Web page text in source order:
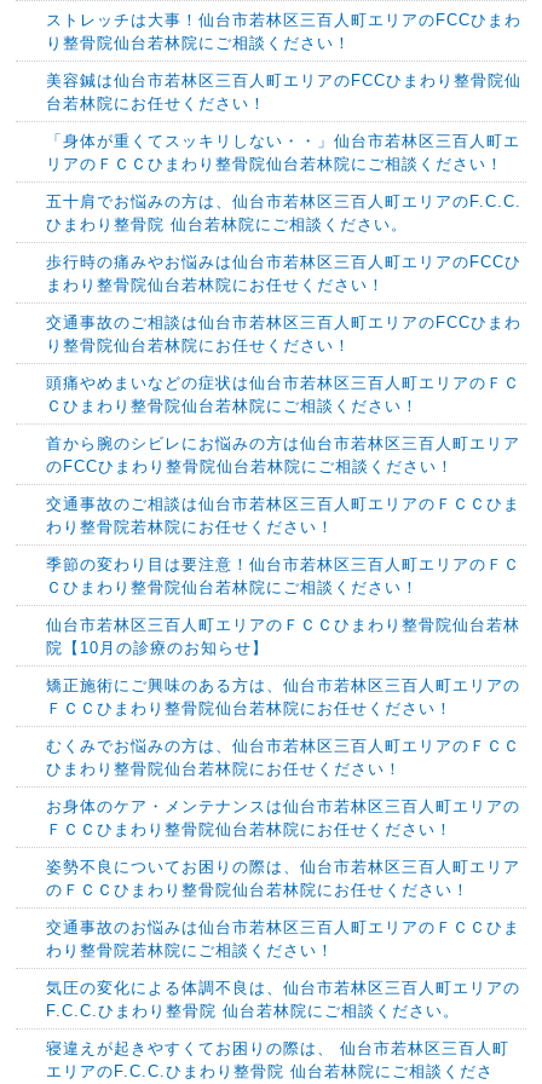
ストレッチは大事！仙台市若林区三百人町エリアのFCCひまわ
り整骨院仙台若林院にご相談ください！
美容鍼は仙台市若林区三百人町エリアのFCCひまわり整骨院仙
台若林院にお任せください！
「身体が重くてスッキリしない・・」仙台市若林区三百人町エ
リアのＦＣＣひまわり整骨院仙台若林院にご相談ください！
五十肩でお悩みの方は、仙台市若林区三百人町エリアのF.C.C.
ひまわり整骨院 仙台若林院にご相談ください。
歩行時の痛みやお悩みは仙台市若林区三百人町エリアのFCCひ
まわり整骨院仙台若林院にお任せください！
交通事故のご相談は仙台市若林区三百人町エリアのFCCひまわ
り整骨院仙台若林院にお任せください！
頭痛やめまいなどの症状は仙台市若林区三百人町エリアのＦＣ
Ｃひまわり整骨院仙台若林院にご相談ください！
首から腕のシビレにお悩みの方は仙台市若林区三百人町エリア
のFCCひまわり整骨院仙台若林院にご相談ください！
交通事故のご相談は仙台市若林区三百人町エリアのＦＣＣひま
わり整骨院若林院にお任せください！
季節の変わり目は要注意！仙台市若林区三百人町エリアのＦＣ
Ｃひまわり整骨院仙台若林院にご相談ください！
仙台市若林区三百人町エリアのＦＣＣひまわり整骨院仙台若林
院【10月の診療のお知らせ】
矯正施術にご興味のある方は、仙台市若林区三百人町エリアの
ＦＣＣひまわり整骨院仙台若林院にお任せください！
むくみでお悩みの方は、仙台市若林区三百人町エリアのＦＣＣ
ひまわり整骨院仙台若林院にお任せください！
お身体のケア・メンテナンスは仙台市若林区三百人町エリアの
ＦＣＣひまわり整骨院仙台若林院にお任せください！
姿勢不良についてお困りの際は、仙台市若林区三百人町エリア
のＦＣＣひまわり整骨院仙台若林院にお任せください！
交通事故のお悩みは仙台市若林区三百人町エリアのＦＣＣひま
わり整骨院若林院にご相談ください！
気圧の変化による体調不良は、仙台市若林区三百人町エリアの
F.C.C.ひまわり整骨院 仙台若林院にご相談ください。
寝違えが起きやすくてお困りの際は、 仙台市若林区三百人町
エリアのF.C.C.ひまわり整骨院 仙台若林院にご相談くださ